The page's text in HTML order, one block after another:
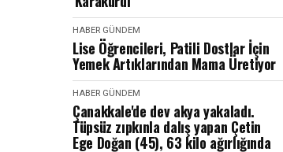
HABER GÜNDEM
Lise Öğrencileri, Patili Dostlar İçin
Yemek Artıklarından Mama Üretiyor
HABER GÜNDEM
Çanakkale'de dev akya yakaladı.
Tüpsüz zıpkınla dalış yapan Çetin
Ege Doğan (45), 63 kilo ağırlığında